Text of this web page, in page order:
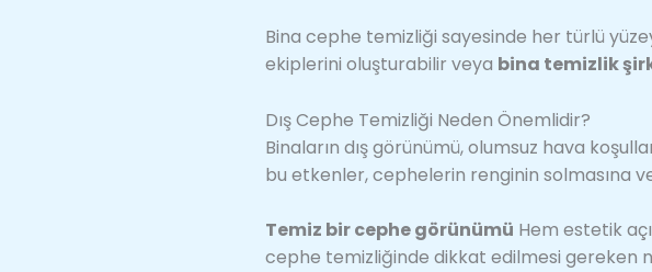
Bina cephe temizliği sayesinde her türlü
ekiplerini oluşturabilir veya bina temizlik
Dış Cephe Temizliği Neden Önemlidir?
Binaların dış görünümü, olumsuz hava
bu etkenler, cephelerin renginin solmasına
Temiz bir cephe görünümü Hem estetik
cephe temizliğinde dikkat edilmesi gereken